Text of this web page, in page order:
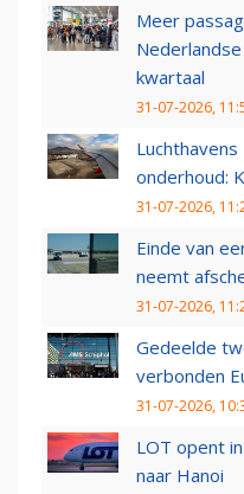
Meer
kwartaal
31-07-2026,
onderhoud:
31-07-2026,
Einde van
neemt
31-07-2026,
Gedeelde
verbonden
31-07-2026,
LOT opent
naar Hanoi